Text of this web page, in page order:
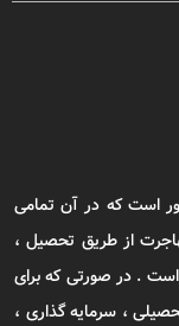
است که در آن تمامی
از طریق تحصیل ،
است . در صورتی که برای
، سرمایه گذاری ،